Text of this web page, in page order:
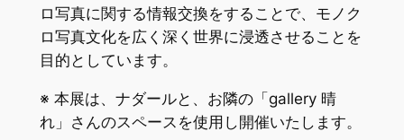
ロ写真に関する情報交換をすることで、モノク
ロ写真文化を広く深く世界に浸透させることを
目的としています。
※ 本展は、ナダールと、お隣の「gallery 晴
れ」さんのスペースを使用し開催いたします。